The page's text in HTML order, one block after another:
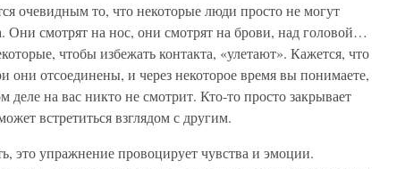
очевидным то, что некоторые люди просто не могут
Они смотрят на нос, они смотрят на брови, над головой…
чтобы избежать контакта, «улетают». Кажется, что
они отсоединены, и через некоторое время вы понимаете,
на вас никто не смотрит. Кто-то просто закрывает
встретиться взглядом с другим.
это упражнение провоцирует чувства и эмоции.